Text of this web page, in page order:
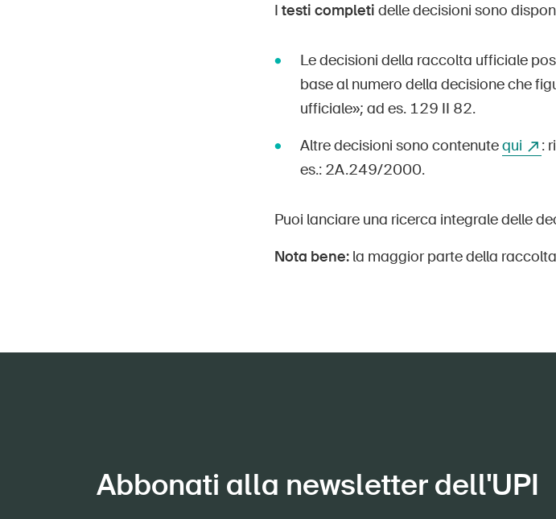
I testi completi delle decisioni sono
Le decisioni della raccolta ufficiale
base al numero della decisione che
ufficiale»; ad es. 129 II 82.
Altre decisioni sono contenutequi
:
es.: 2A.249/2000.
Puoi lanciare una ricerca integrale delle
Nota bene:la maggior parte della
Abbonati alla newsletter dell'UPI